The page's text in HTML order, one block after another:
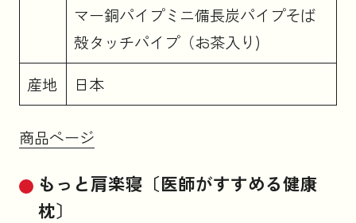
マー銅パイプミニ備長炭パイプそば
殻タッチパイプ（お茶入り)
産地
日本
商品ページ
もっと肩楽寝〔医師がすすめる健康
枕〕